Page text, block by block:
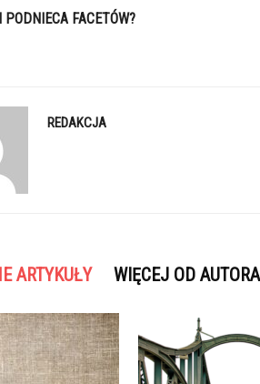
FACETÓW?
REDAKCJA
ARTYKUŁY WIĘCEJ OD AUTORA